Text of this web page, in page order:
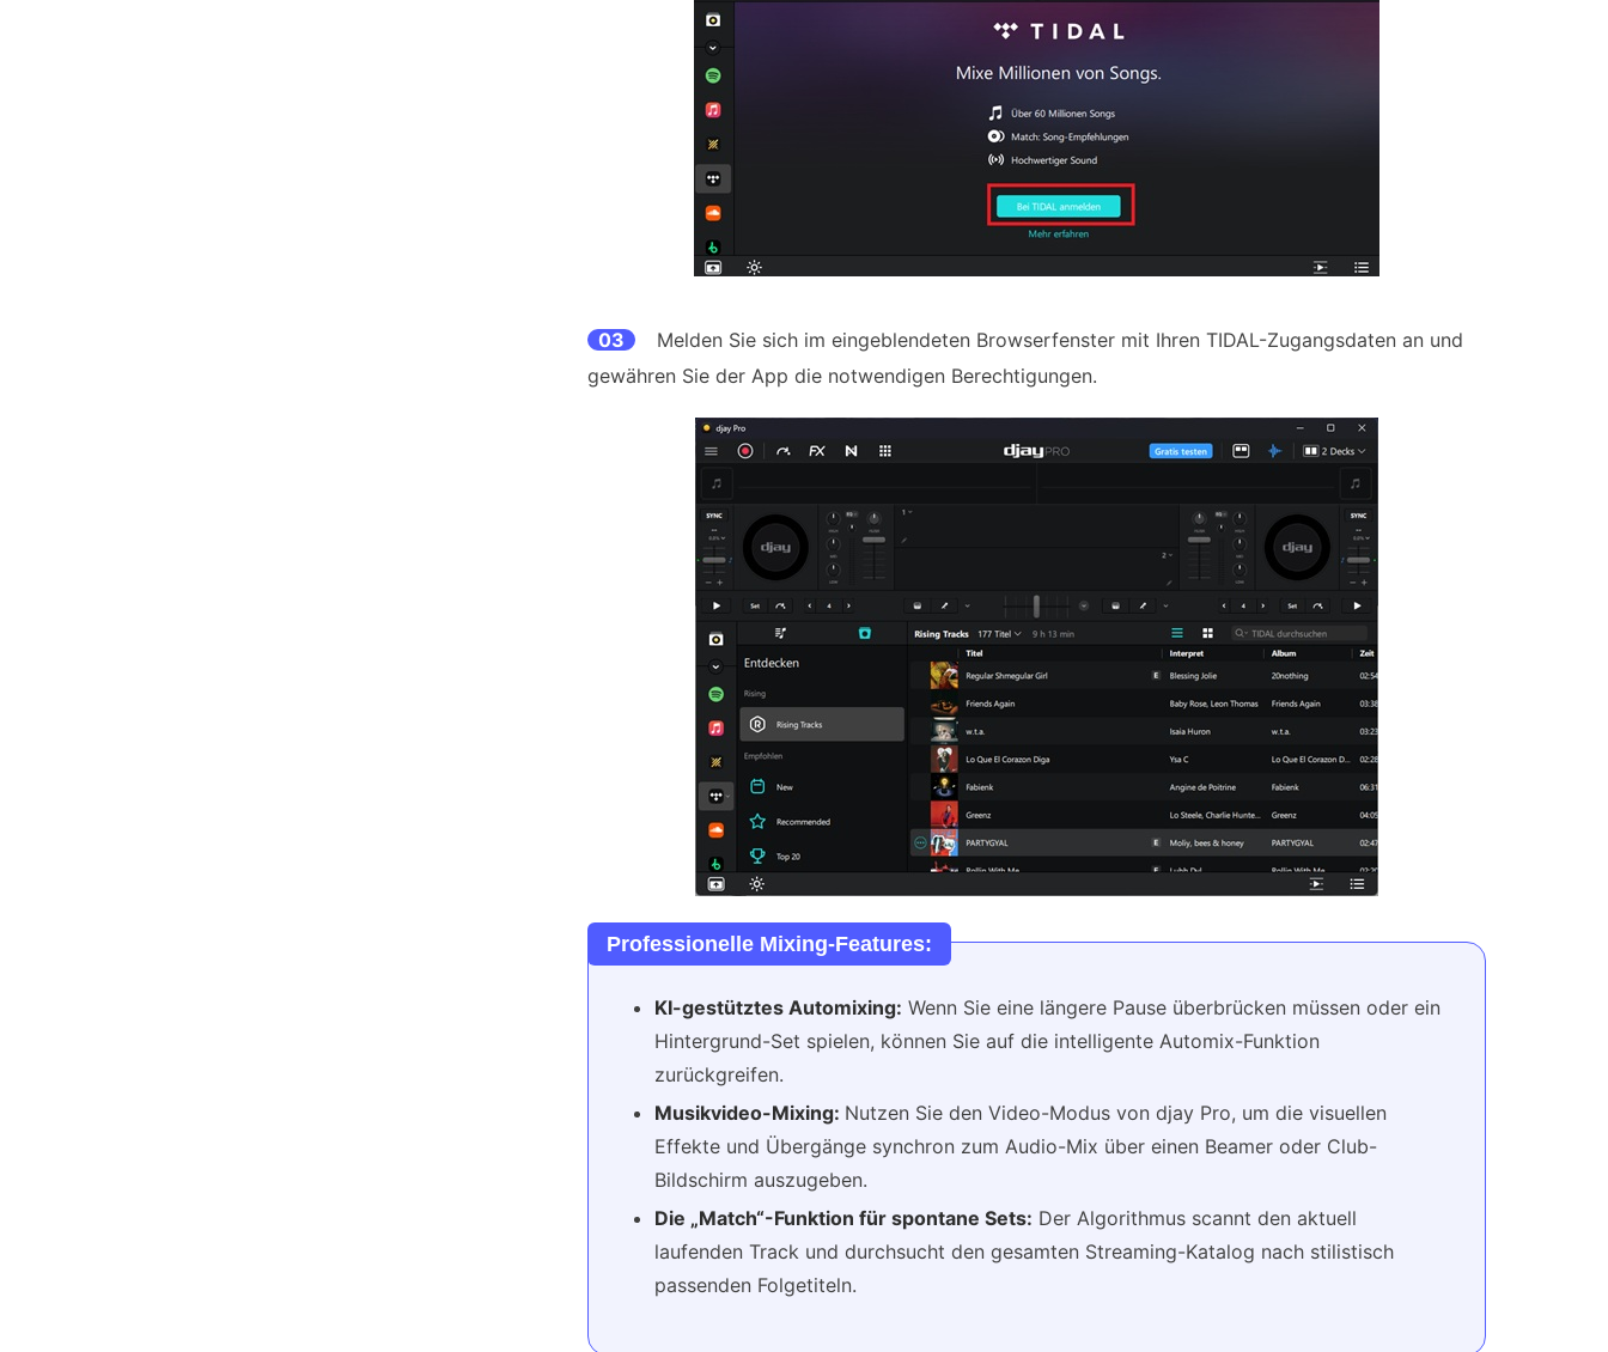
03
Melden Sie sich im eingeblendeten Browserfenster mit Ihren TIDAL-Zugangsdaten an und
gewähren Sie der App die notwendigen Berechtigungen.
Professionelle Mixing-Features:
KI-gestütztes Automixing: Wenn Sie eine längere Pause überbrücken müssen oder ein
Hintergrund-Set spielen, können Sie auf die intelligente Automix-Funktion
zurückgreifen.
Musikvideo-Mixing: Nutzen Sie den Video-Modus von djay Pro, um die visuellen
Effekte und Übergänge synchron zum Audio-Mix über einen Beamer oder Club-
Bildschirm auszugeben.
Die „Match“-Funktion für spontane Sets: Der Algorithmus scannt den aktuell
laufenden Track und durchsucht den gesamten Streaming-Katalog nach stilistisch
passenden Folgetiteln.